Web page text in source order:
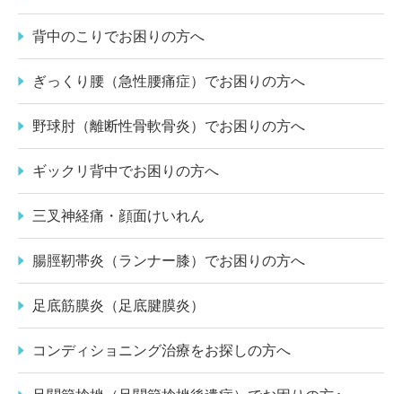
背中のこりでお困りの方へ
ぎっくり腰（急性腰痛症）でお困りの方へ
野球肘（離断性骨軟骨炎）でお困りの方へ
ギックリ背中でお困りの方へ
三叉神経痛・顔面けいれん
腸脛靭帯炎（ランナー膝）でお困りの方へ
足底筋膜炎（足底腱膜炎）
コンディショニング治療をお探しの方へ